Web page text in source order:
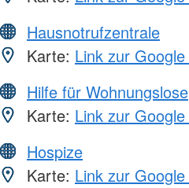
Hausnotrufzentrale
Karte: Link zur
Hilfe für Wohnungslose
Karte: Link zur
Hospize
Karte: Link zur